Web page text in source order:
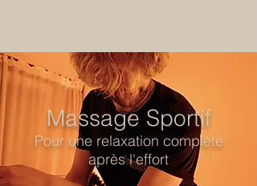
Massage Sportif
Pour une relaxation complète
après l'effort